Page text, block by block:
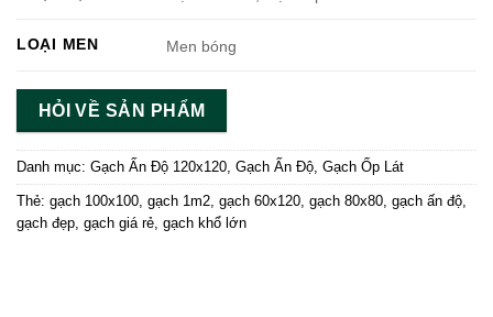
LOẠI MEN Men bóng
HỎI VỀ SẢN PHẨM
Danh mục: Gạch Ấn Độ 120x120, Gạch Ấn Độ, Gạch Ốp Lát
Thẻ: gạch 100x100, gạch 1m2, gạch 60x120, gạch 80x80, gạch ấn độ,
gạch đẹp, gạch giá rẻ, gạch khổ lớn